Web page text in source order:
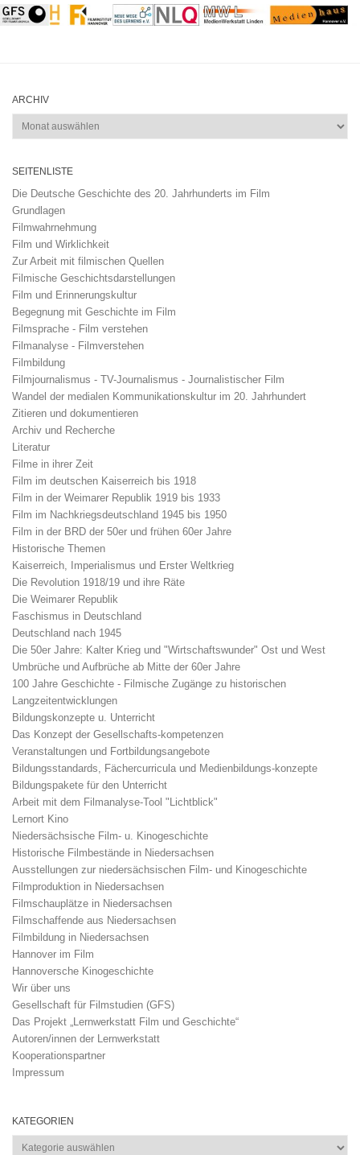
ARCHIV
Archiv
SEITENLISTE
Die Deutsche Geschichte des 20. Jahrhunderts im Film
Grundlagen
Filmwahrnehmung
Film und Wirklichkeit
Zur Arbeit mit filmischen Quellen
Filmische Geschichtsdarstellungen
Film und Erinnerungskultur
Begegnung mit Geschichte im Film
Filmsprache - Film verstehen
Filmanalyse - Filmverstehen
Filmbildung
Filmjournalismus - TV-Journalismus - Journalistischer Film
Wandel der medialen Kommunikationskultur im 20. Jahrhundert
Zitieren und dokumentieren
Archiv und Recherche
Literatur
Filme in ihrer Zeit
Film im deutschen Kaiserreich bis 1918
Film in der Weimarer Republik 1919 bis 1933
Film im Nachkriegsdeutschland 1945 bis 1950
Film in der BRD der 50er und frühen 60er Jahre
Historische Themen
Kaiserreich, Imperialismus und Erster Weltkrieg
Die Revolution 1918/19 und ihre Räte
Die Weimarer Republik
Faschismus in Deutschland
Deutschland nach 1945
Die 50er Jahre: Kalter Krieg und "Wirtschaftswunder" Ost und West
Umbrüche und Aufbrüche ab Mitte der 60er Jahre
100 Jahre Geschichte - Filmische Zugänge zu historischen
Langzeitentwicklungen
Bildungskonzepte u. Unterricht
Das Konzept der Gesellschafts-kompetenzen
Veranstaltungen und Fortbildungsangebote
Bildungsstandards, Fächercurricula und Medienbildungs-konzepte
Bildungspakete für den Unterricht
Arbeit mit dem Filmanalyse-Tool "Lichtblick"
Lernort Kino
Niedersächsische Film- u. Kinogeschichte
Historische Filmbestände in Niedersachsen
Ausstellungen zur niedersächsischen Film- und Kinogeschichte
Filmproduktion in Niedersachsen
Filmschauplätze in Niedersachsen
Filmschaffende aus Niedersachsen
Filmbildung in Niedersachsen
Hannover im Film
Hannoversche Kinogeschichte
Wir über uns
Gesellschaft für Filmstudien (GFS)
Das Projekt „Lernwerkstatt Film und Geschichte“
Autoren/innen der Lernwerkstatt
Kooperationspartner
Impressum
KATEGORIEN
Kategorien